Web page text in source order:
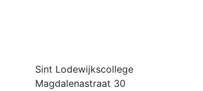
Sint Lodewijkscollege
Magdalenastraat 30